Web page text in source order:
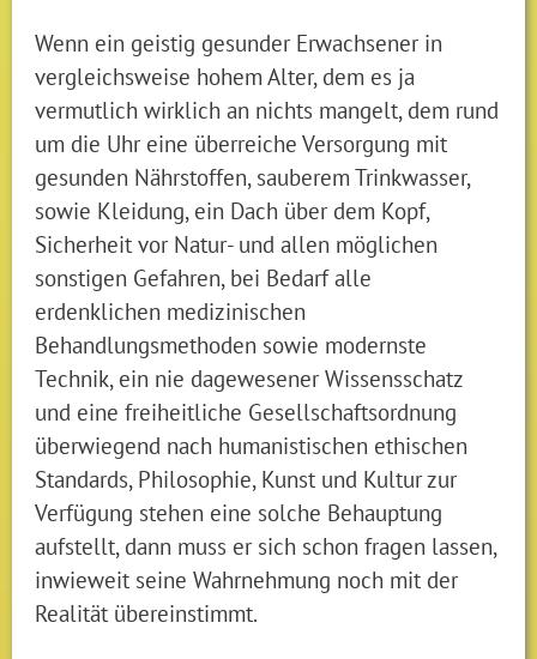
Wenn ein geistig gesunder Erwachsener in
vergleichsweise hohem Alter, dem es ja
vermutlich wirklich an nichts mangelt, dem rund
um die Uhr eine überreiche Versorgung mit
gesunden Nährstoffen, sauberem Trinkwasser,
sowie Kleidung, ein Dach über dem Kopf,
Sicherheit vor Natur- und allen möglichen
sonstigen Gefahren, bei Bedarf alle
erdenklichen medizinischen
Behandlungsmethoden sowie modernste
Technik, ein nie dagewesener Wissensschatz
und eine freiheitliche Gesellschaftsordnung
überwiegend nach humanistischen ethischen
Standards, Philosophie, Kunst und Kultur zur
Verfügung stehen eine solche Behauptung
aufstellt, dann muss er sich schon fragen lassen,
inwieweit seine Wahrnehmung noch mit der
Realität übereinstimmt.